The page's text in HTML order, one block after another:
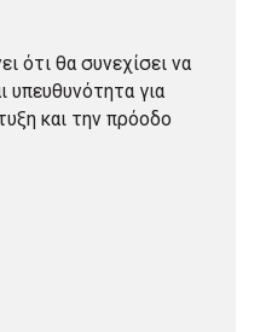
ότι θα συνεχίσει να
υπευθυνότητα για
και την πρόοδο